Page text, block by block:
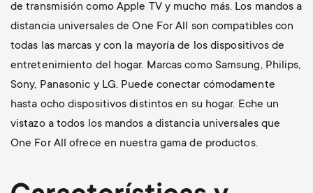
de transmisión como Apple TV y mucho más. Los mandos a
distancia universales de One For All son compatibles con
todas las marcas y con la mayoría de los dispositivos de
entretenimiento del hogar. Marcas como Samsung, Philips,
Sony, Panasonic y LG. Puede conectar cómodamente
hasta ocho dispositivos distintos en su hogar. Eche un
vistazo a todos los mandos a distancia universales que
One For All ofrece en nuestra gama de productos.